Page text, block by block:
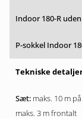
maks. 10 m
maks. 3 m frontalt